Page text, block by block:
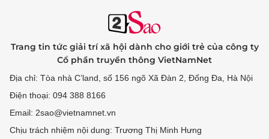
Trang tin tức giải trí xã hội dành cho giới trẻ của công ty
Cổ phần truyền thông VietNamNet
Địa chỉ: Tòa nhà C’land, số 156 ngõ Xã Đàn 2, Đống Đa, Hà Nội
Điện thoại: 094 388 8166
Email: 2sao@vietnamnet.vn
Chịu trách nhiệm nội dung: Trương Thị Minh Hưng